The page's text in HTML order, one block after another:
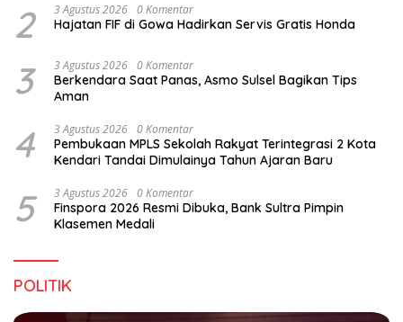
2 3 Agustus 2026 0 Komentar
Hajatan FIF di Gowa Hadirkan Servis Gratis Honda
3 3 Agustus 2026 0 Komentar
Berkendara Saat Panas, Asmo Sulsel Bagikan Tips
Aman
4 3 Agustus 2026 0 Komentar
Pembukaan MPLS Sekolah Rakyat Terintegrasi 2 Kota
Kendari Tandai Dimulainya Tahun Ajaran Baru
5 3 Agustus 2026 0 Komentar
Finspora 2026 Resmi Dibuka, Bank Sultra Pimpin
Klasemen Medali
POLITIK